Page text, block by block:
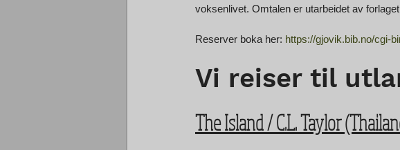
voksenlivet. Omtalen er utarbeidet av
Reserver boka her: https://gjovik.bib.no/cgi-
Vi reiser til
The Island / C.L. Taylor